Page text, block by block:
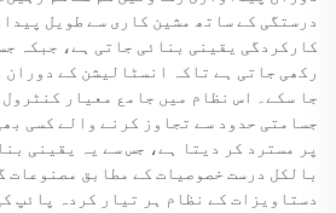
درستگی کے ساتھ مشین کاری سے طویل
کارکردگی یقینی بنائی جاتی ہے، جبکہ
رکھی جاتی ہے تاکہ انسٹالیشن کے دوران
جا سکے۔ اس نظام میں جامع معیار
جسامتی حدود سے تجاوز کرنے والے کسی
پر مسترد کر دیتا ہے، جس سے یہ یقینی
بالکل درست خصوصیات کے مطابق مصنوعات
دستاویزات کے نظام ہر تیار کردہ پائپ